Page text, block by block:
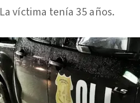
La víctima tenía 35 años.